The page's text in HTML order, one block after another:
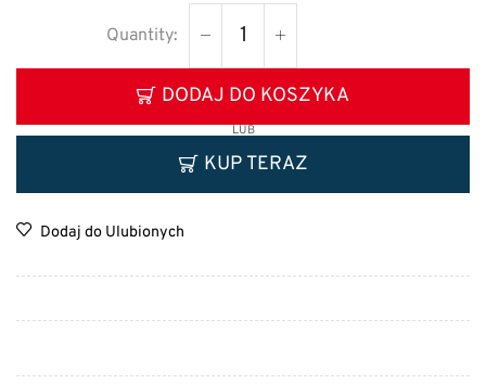
DODAJ DO KOSZYKA
LUB
KUP TERAZ
Dodaj do Ulubionych